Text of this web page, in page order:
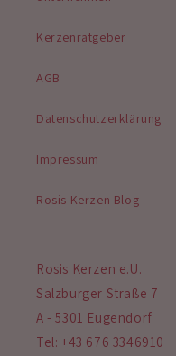
Kerzenratgeber
AGB
Datenschutzerklärung
Impressum
Rosis Kerzen Blog
Rosis Kerzen e.U.
Salzburger Straße 7
A - 5301 Eugendorf
Tel: +43 676 3346910